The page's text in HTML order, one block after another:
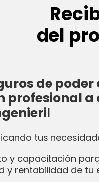
del
de
profesional
tus
y capacitación
y rentabilidad de tu